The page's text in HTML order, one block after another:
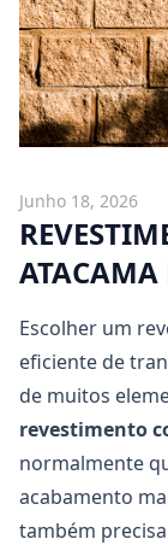
Junho 18, 2026
ATACAMA
Escolher um
eficiente de
de muitos
revestimento
normalmente
acabamento
também